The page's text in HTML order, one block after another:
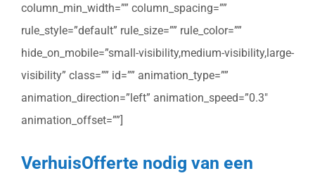
column_min_width=”” column_spacing=””
rule_style=”default” rule_size=”” rule_color=””
hide_on_mobile=”small-visibility,medium-visibility,large-
visibility” class=”” id=”” animation_type=””
animation_direction=”left” animation_speed=”0.3″
animation_offset=””]
VerhuisOfferte nodig van een